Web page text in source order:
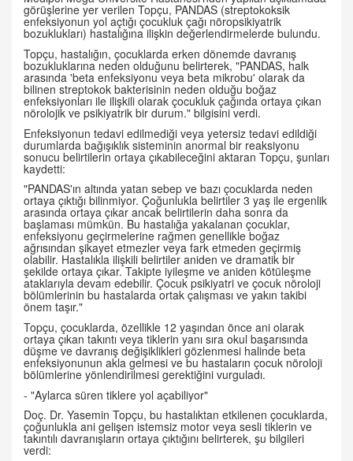
görüşlerine yer verilen Topçu, PANDAS (streptokoksik
enfeksiyonun yol açtığı çocukluk çağı nöropsikiyatrik
bozuklukları) hastalığına ilişkin değerlendirmelerde bulundu.
Topçu, hastalığın, çocuklarda erken dönemde davranış
bozukluklarına neden olduğunu belirterek, "PANDAS, halk
arasında 'beta enfeksiyonu veya beta mikrobu' olarak da
bilinen streptokok bakterisinin neden olduğu boğaz
enfeksiyonları ile ilişkili olarak çocukluk çağında ortaya çıkan
nörolojik ve psikiyatrik bir durum." bilgisini verdi.
Enfeksiyonun tedavi edilmediği veya yetersiz tedavi edildiği
durumlarda bağışıklık sisteminin anormal bir reaksiyonu
sonucu belirtilerin ortaya çıkabileceğini aktaran Topçu, şunları
kaydetti:
"PANDAS'ın altında yatan sebep ve bazı çocuklarda neden
ortaya çıktığı bilinmiyor. Çoğunlukla belirtiler 3 yaş ile ergenlik
arasında ortaya çıkar ancak belirtilerin daha sonra da
başlaması mümkün. Bu hastalığa yakalanan çocuklar,
enfeksiyonu geçirmelerine rağmen genellikle boğaz
ağrısından şikayet etmezler veya fark etmeden geçirmiş
olabilir. Hastalıkla ilişkili belirtiler aniden ve dramatik bir
şekilde ortaya çıkar. Takipte iyileşme ve aniden kötüleşme
ataklarıyla devam edebilir. Çocuk psikiyatri ve çocuk nöroloji
bölümlerinin bu hastalarda ortak çalışması ve yakın takibi
önem taşır."
Topçu, çocuklarda, özellikle 12 yaşından önce ani olarak
ortaya çıkan takıntı veya tiklerin yanı sıra okul başarısında
düşme ve davranış değişiklikleri gözlenmesi halinde beta
enfeksiyonunun akla gelmesi ve bu hastaların çocuk nöroloji
bölümlerine yönlendirilmesi gerektiğini vurguladı.
- "Aylarca süren tiklere yol açabiliyor"
Doç. Dr. Yasemin Topçu, bu hastalıktan etkilenen çocuklarda,
çoğunlukla ani gelişen istemsiz motor veya sesli tiklerin ve
takıntılı davranışların ortaya çıktığını belirterek, şu bilgileri
verdi: